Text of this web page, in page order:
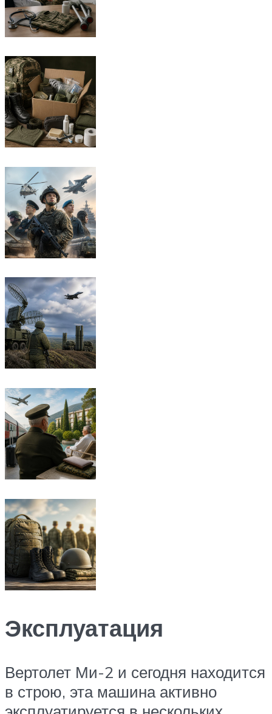
Эксплуатация
Вертолет Ми-2 и сегодня находится
в строю, эта машина активно